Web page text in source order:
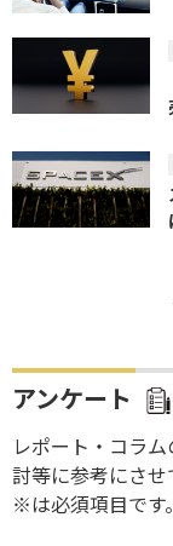
アンケート
レポート・コラ
討等に参考にさせ
※は必須項目です。